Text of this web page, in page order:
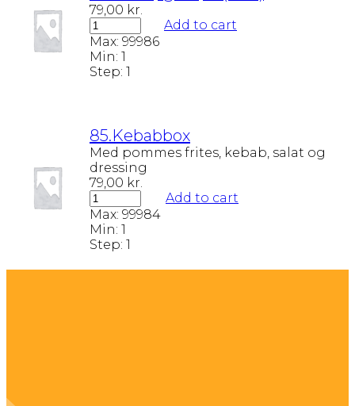
79,00 kr.
Max: 99986
Min: 1
Step: 1
Add to cart
85.Kebabbox
Med pommes frites, kebab, salat og
dressing
79,00 kr.
Max: 99984
Min: 1
Step: 1
Add to cart